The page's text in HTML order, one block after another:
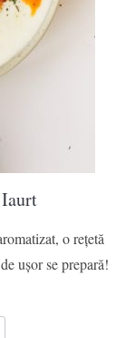
o rețetă
ușor se prepară!